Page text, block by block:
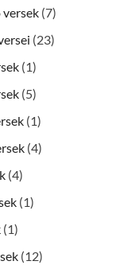
versek (7)
(23)
(1)
(5)
(1)
(4)
(4)
(1)
(1)
(12)